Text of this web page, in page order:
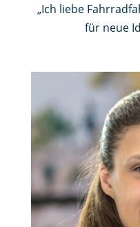
„Ich liebe
für neue